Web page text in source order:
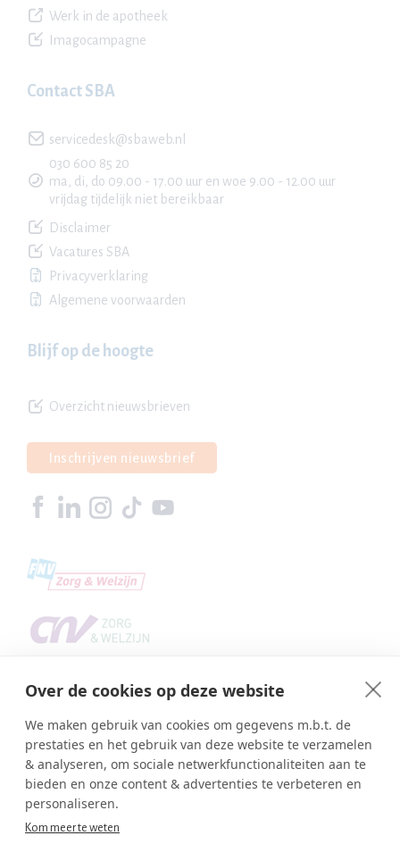
Over de cookies op deze website
We maken gebruik van cookies om gegevens m.b.t. de
prestaties en het gebruik van deze website te verzamelen
& analyseren, om sociale netwerkfunctionaliteiten aan te
bieden en onze content & advertenties te verbeteren en
personaliseren.
Kom meer te weten
Werk in de apotheek
Imagocampagne
Contact SBA
servicedesk@sbaweb.nl
030 600 85 20
ma, di, do 09.00 - 17.00 uur en woe 9.00 - 12.00 uur
vrijdag tijdelijk niet bereikbaar
Disclaimer
Vacatures SBA
Privacyverklaring
Algemene voorwaarden
Blijf op de hoogte
Overzicht nieuwsbrieven
Inschrijven nieuwsbrief
Copyright © SBA Web 2026
Ambasco webdesign
Inlog editor